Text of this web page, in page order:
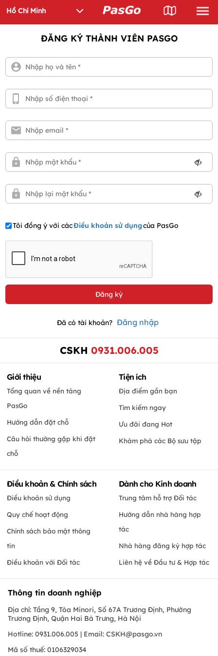
ĐĂNG KÝ THÀNH VIÊN PASGO
Tôi đồng ý với cácĐiều khoản sử dụngcủa PasGo
Đã có tài khoản? Đăng nhập
CSKH 0931.006.005
Giới thiệu
Tổng quan về nền tảng
PasGo
Hướng dẫn đặt chỗ
Câu hỏi thường gặp khi đặt
chỗ
Tiện ích
Địa điểm gần bạn
Tìm kiếm ngay
Ưu đãi đang Hot
Khám phá các Bộ sưu tập
Điều khoản & Chính sách
Điều khoản sử dụng
Quy chế hoạt động
Chính sách bảo mật thông
tin
Điều khoản với Đối tác
Dành cho Kinh doanh
Trung tâm hỗ trợ Đối tác
Hướng dẫn nhà hàng hợp
tác
Nhà hàng đăng ký hợp tác
Liên hệ về Đầu tư & Hợp tác
Thông tin doanh nghiệp
Địa chỉ: Tầng 9, Tòa Minori, Số 67A Trương Định, Phường
Trương Định, Quận Hai Bà Trưng, Hà Nội
Hotline: 0931.006.005 | Email: CSKH@pasgo.vn
Mã số thuế: 0106329034